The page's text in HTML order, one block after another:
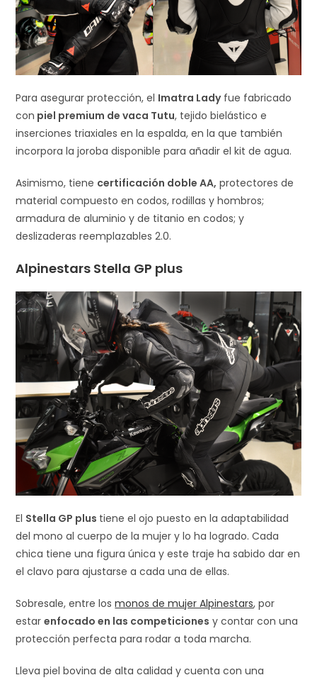
Para asegurar protección, el Imatra Ladyfue fabricado
con piel premium de vaca Tutu, tejido bielástico e
inserciones triaxiales en la espalda, en la que también
incorpora la joroba disponible para añadir el kit de agua.
Asimismo, tiene certificación doble AA, protectores de
material compuesto en codos, rodillas y hombros;
armadura de aluminio y de titanio en codos; y
deslizaderas reemplazables 2.0.
Alpinestars Stella GP plus
El Stella GP plus tiene el ojo puesto en la adaptabilidad
del mono al cuerpo de la mujer y lo ha logrado. Cada
chica tiene una figura única y este traje ha sabido dar en
el clavo para ajustarse a cada una de ellas.
Sobresale, entre losmonos de mujer Alpinestars, por
estarenfocado en las competiciones y contar con una
protección perfecta para rodar a toda marcha.
Lleva piel bovina de alta calidad y cuenta con una